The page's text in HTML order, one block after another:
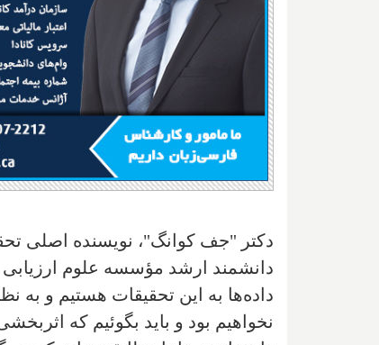
دکتر "جف کوانگ"، نویسنده اصلی
دانشمند ارشد مؤسسه علوم ارزیابی
داده‌ها به این تحقیقات هستیم و به
نخواهیم بود و باید بگوئیم که